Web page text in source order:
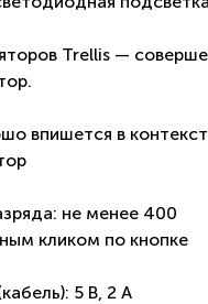
Trellis —
впишется в
не менее 400
кликом по кнопке
5 В, 2 A